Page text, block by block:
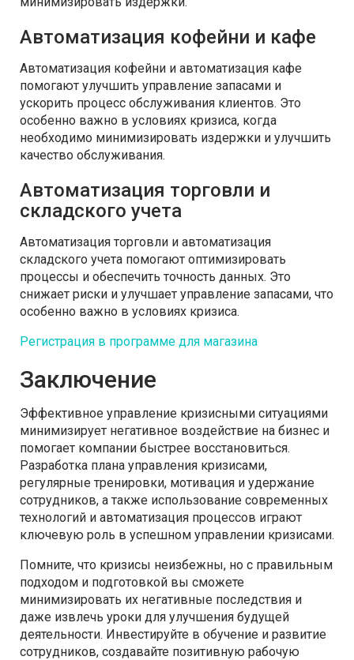
Автоматизация кофейни и кафе
Автоматизация кофейни и автоматизация кафе
помогают улучшить управление запасами и
ускорить процесс обслуживания клиентов. Это
особенно важно в условиях кризиса, когда
необходимо минимизировать издержки и улучшить
качество обслуживания.
Автоматизация торговли и
складского учета
Автоматизация торговли и автоматизация
складского учета помогают оптимизировать
процессы и обеспечить точность данных. Это
снижает риски и улучшает управление запасами, что
особенно важно в условиях кризиса.
Регистрация в программе для магазина
Заключение
Эффективное управление кризисными ситуациями
минимизирует негативное воздействие на бизнес и
помогает компании быстрее восстановиться.
Разработка плана управления кризисами,
регулярные тренировки, мотивация и удержание
сотрудников, а также использование современных
технологий и автоматизация процессов играют
ключевую роль в успешном управлении кризисами.
Помните, что кризисы неизбежны, но с правильным
подходом и подготовкой вы сможете
минимизировать их негативные последствия и
даже извлечь уроки для улучшения будущей
деятельности. Инвестируйте в обучение и развитие
сотрудников, создавайте позитивную рабочую